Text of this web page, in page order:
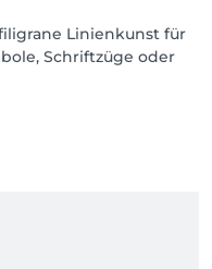
Linienkunst für
Schriftzüge oder